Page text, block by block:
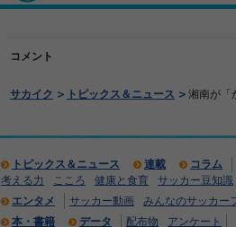
コメント
サカイク トピックス＆ニュース 湘南が「
トピックス＆ニュース 連載 コラム
考える力
こころ 健康と食育 サッカー豆知識
エンタメ
サッカー動画 みんなのサッカー
本・書籍
データ 配布物 アンケート